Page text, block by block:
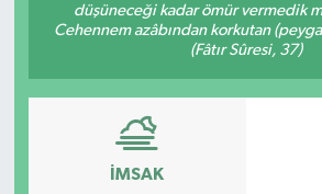
düşüneceği kadar ömür vermedik
Cehennem azâbından korkutan
(Fâtır Sûresi, 37)
İMSAK
TRABZONSPOR
Yaşam